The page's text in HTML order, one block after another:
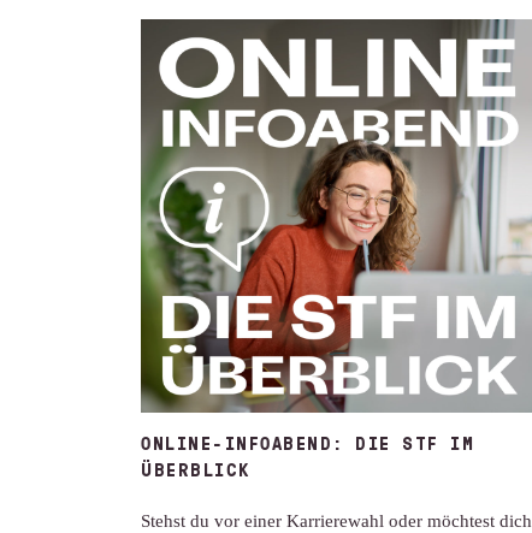
ONLINE-INFOABEND: DIE STF IM
ÜBERBLICK
Stehst du vor einer Karrierewahl oder möchtest dich